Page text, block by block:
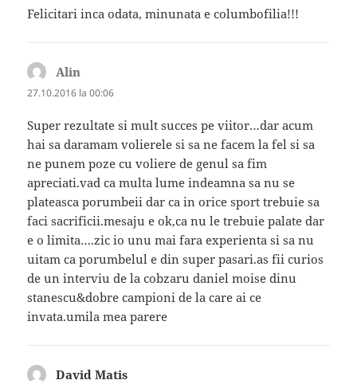
Felicitari inca odata, minunata e columbofilia!!!
Alin
27.10.2016 la 00:06
Super rezultate si mult succes pe viitor…dar acum
hai sa daramam volierele si sa ne facem la fel si sa
ne punem poze cu voliere de genul sa fim
apreciati.vad ca multa lume indeamna sa nu se
plateasca porumbeii dar ca in orice sport trebuie sa
faci sacrificii.mesaju e ok,ca nu le trebuie palate dar
e o limita….zic io unu mai fara experienta si sa nu
uitam ca porumbelul e din super pasari.as fii curios
de un interviu de la cobzaru daniel moise dinu
stanescu&dobre campioni de la care ai ce
invata.umila mea parere
David Matis